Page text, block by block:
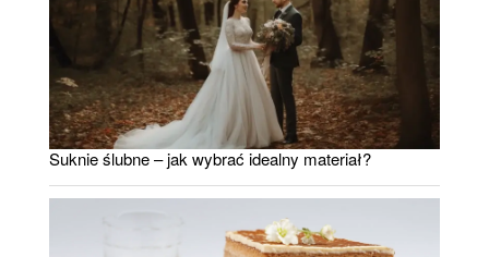
Suknie ślubne – jak wybrać idealny materiał?